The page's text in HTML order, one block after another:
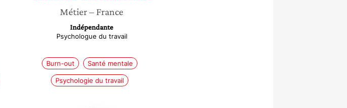
Métier– France
Indépendante
Psychologue du travail
Burn-out Santé mentale
Psychologie du travail